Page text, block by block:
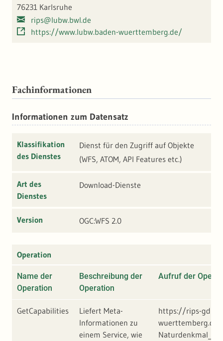
76231 Karlsruhe
rips@lubw.bwl.de
https://www.lubw.baden-wuerttemberg.de/
Fachinformationen
Informationen zum Datensatz
Klassifikation
des Dienstes
Dienst für den Zugriff auf Objekte
(WFS, ATOM, API Features etc.)
Art des
Dienstes
Download-Dienste
Version OGC:WFS 2.0
Operation
Name der
Operation
Beschreibung der
Operation
Aufruf der
GetCapabilities
Liefert Meta-
Informationen zu
einem Service, wie
https://rips-